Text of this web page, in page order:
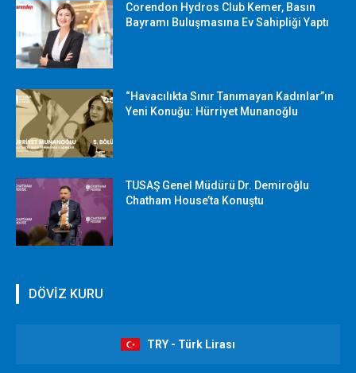
Corendon Hydros Club Kemer, Basın
Bayramı Buluşmasına Ev Sahipliği Yaptı
“Havacılıkta Sınır Tanımayan Kadınlar”ın
Yeni Konuğu: Hürriyet Munanoğlu
TUSAŞ Genel Müdürü Dr. Demiroğlu
Chatham House’ta Konuştu
DÖVİZ KURU
TRY - Türk Lirası